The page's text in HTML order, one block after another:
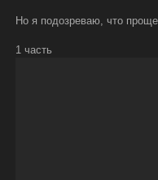
Но я подозреваю, что
1 часть